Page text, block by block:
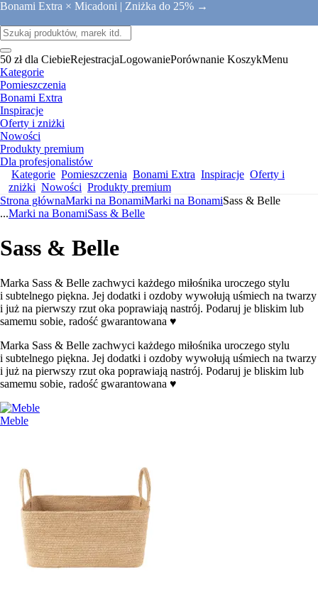
Bonami Extra × Micadoni | Zniżka do 25% →
50 zł dla CiebieRejestracjaLogowaniePorównanie KoszykMenu
Kategorie
Pomieszczenia
Bonami Extra
Inspiracje
Oferty i zniżki
Nowości
Produkty premium
Dla profesjonalistów
Kategorie Pomieszczenia Bonami Extra Inspiracje Oferty i
zniżki Nowości Produkty premium
Strona głównaMarki na BonamiMarki na BonamiSass & Belle
...Marki na BonamiSass & Belle
Sass & Belle
Marka Sass & Belle zachwyci każdego miłośnika uroczego stylu
i subtelnego piękna. Jej dodatki i ozdoby wywołują uśmiech na twarzy
i już na pierwszy rzut oka poprawiają nastrój. Podaruj je bliskim lub
samemu sobie, radość gwarantowana ♥
Marka Sass & Belle zachwyci każdego miłośnika uroczego stylu
i subtelnego piękna. Jej dodatki i ozdoby wywołują uśmiech na twarzy
i już na pierwszy rzut oka poprawiają nastrój. Podaruj je bliskim lub
samemu sobie, radość gwarantowana ♥
Meble